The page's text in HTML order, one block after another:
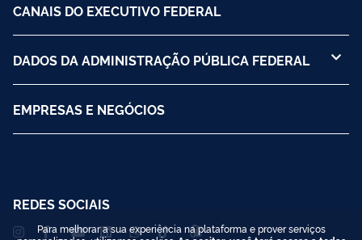
CANAIS DO EXECUTIVO FEDERAL
DADOS DA ADMINISTRAÇÃO PÚBLICA FEDERAL
EMPRESAS E NEGÓCIOS
REDES SOCIAIS
Para melhorar a sua experiência na plataforma e prover serviços